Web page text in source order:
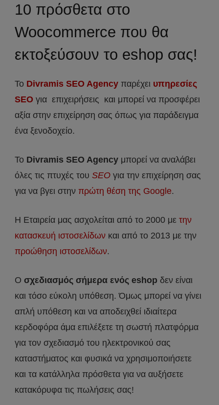
10 πρόσθετα στο
Woocommerce που θα
εκτοξεύσουν το eshop σας!
Το Divramis SEO Agency παρέχει υπηρεσίες
SEO για επιχειρήσεις και μπορεί να προσφέρει
αξία στην επιχείρηση σας όπως για παράδειγμα
ένα ξενοδοχείο.
Το Divramis SEO Agency μπορεί να αναλάβει
όλες τις πτυχές του SEO για την επιχείρηση σας
για να βγει στην πρώτη θέση της Google.
Η Εταιρεία μας ασχολείται από το 2000 με την
κατασκευή ιστοσελίδων και από το 2013 με την
προώθηση ιστοσελίδων.
Ο σχεδιασμός σήμερα ενός eshop δεν είναι
και τόσο εύκολη υπόθεση. Όμως μπορεί να γίνει
απλή υπόθεση και να αποδειχθεί ιδιαίτερα
κερδοφόρα άμα επιλέξετε τη σωστή πλατφόρμα
για τον σχεδιασμό του ηλεκτρονικού σας
καταστήματος και φυσικά να χρησιμοποιήσετε
και τα κατάλληλα πρόσθετα για να αυξήσετε
κατακόρυφα τις πωλήσεις σας!